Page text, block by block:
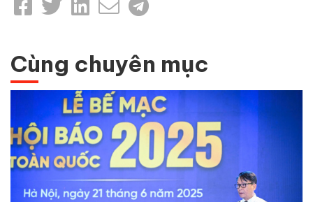
Cùng chuyên mục